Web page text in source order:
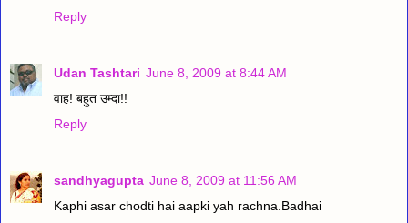
Reply
Udan Tashtari June 8, 2009 at 8:44 AM
वाह! बहुत उम्दा!!
Reply
sandhyagupta June 8, 2009 at 11:56 AM
Kaphi asar chodti hai aapki yah rachna.Badhai